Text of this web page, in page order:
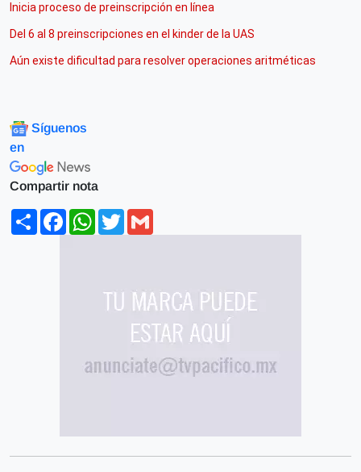
Inicia proceso de preinscripción en línea
Del 6 al 8 preinscripciones en el kinder de la UAS
Aún existe dificultad para resolver operaciones aritméticas
Síguenos
en
Compartir nota
ShareFacebookWhatsApp
Twitter